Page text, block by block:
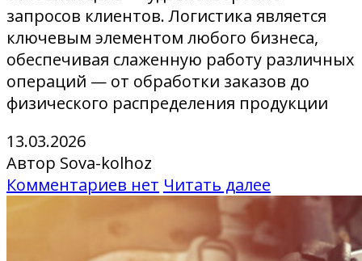
запросов клиентов. Логистика является
ключевым элементом любого бизнеса,
обеспечивая слаженную работу различных
операций — от обработки заказов до
физического распределения продукции
13.03.2026
Автор Sova-kolhoz
Комментариев нет Читать далее